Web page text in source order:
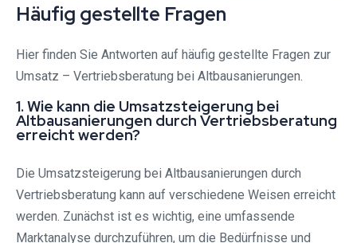
Häufig gestellte Fragen
Hier finden Sie Antworten auf häufig gestellte Fragen zur
Umsatz – Vertriebsberatung bei Altbausanierungen.
1. Wie kann die Umsatzsteigerung bei
Altbausanierungen durch Vertriebsberatung
erreicht werden?
Die Umsatzsteigerung bei Altbausanierungen durch
Vertriebsberatung kann auf verschiedene Weisen erreicht
werden. Zunächst ist es wichtig, eine umfassende
Marktanalyse durchzuführen, um die Bedürfnisse und